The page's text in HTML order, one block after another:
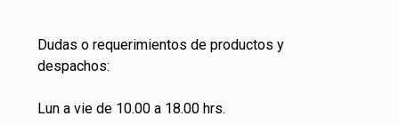
Dudas o requerimientos de productos y
despachos:
Lun a vie de 10.00 a 18.00 hrs.